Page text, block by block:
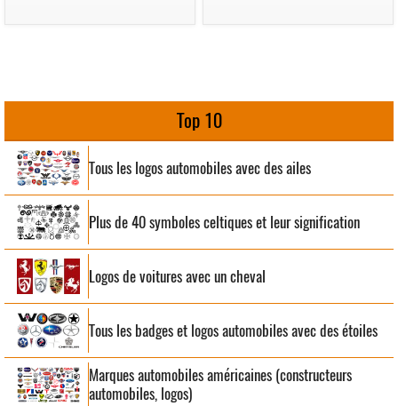
Top 10
Tous les logos automobiles avec des ailes
Plus de 40 symboles celtiques et leur signification
Logos de voitures avec un cheval
Tous les badges et logos automobiles avec des étoiles
Marques automobiles américaines (constructeurs
automobiles, logos)